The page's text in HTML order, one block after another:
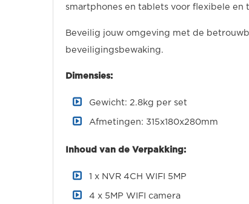
smartphones en tablets voor flexibele en
Beveilig jouw omgeving met de
beveiligingsbewaking.
Dimensies:
Gewicht: 2.8kg per set
Afmetingen: 315x180x280mm
Inhoud van de Verpakking:
1 x NVR 4CH WIFI 5MP
4 x 5MP WIFI camera